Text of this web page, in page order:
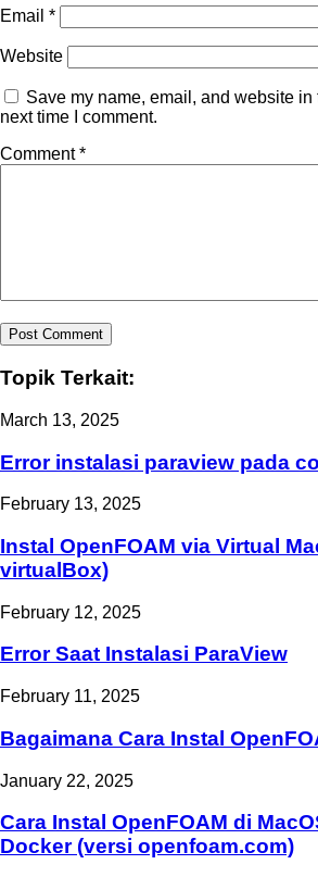
Email *
Website
Save my name, email, and website in
next time I comment.
Comment*
Topik Terkait:
March 13, 2025
Error instalasi paraview pada
February 13, 2025
Instal OpenFOAM via Virtual
virtualBox)
February 12, 2025
Error Saat Instalasi ParaView
February 11, 2025
Bagaimana Cara Instal
January 22, 2025
Cara Instal OpenFOAM di
Docker (versi openfoam.com)